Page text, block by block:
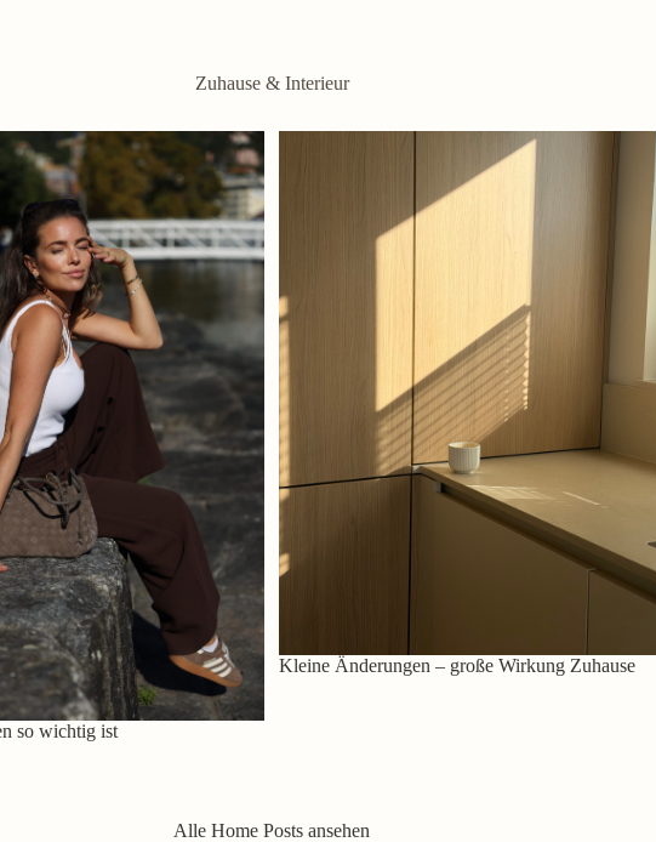
Zuhause & Interieur
so wichtig ist
Kleine Änderungen – große Wirkung Zuhause
Alle Home Posts ansehen